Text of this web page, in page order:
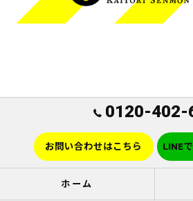
0120-402-
お問い合わせはこちら LINE
ホーム